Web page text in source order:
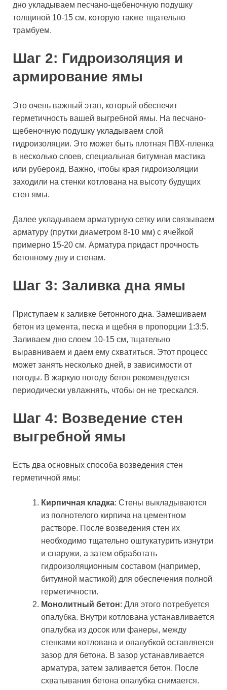
дно укладываем песчано-щебеночную подушку
толщиной 10-15 см, которую также тщательно
трамбуем.
Шаг 2: Гидроизоляция и
армирование ямы
Это очень важный этап, который обеспечит
герметичность вашей выгребной ямы. На песчано-
щебеночную подушку укладываем слой
гидроизоляции. Это может быть плотная ПВХ-пленка
в несколько слоев, специальная битумная мастика
или рубероид. Важно, чтобы края гидроизоляции
заходили на стенки котлована на высоту будущих
стен ямы.
Далее укладываем арматурную сетку или связываем
арматуру (прутки диаметром 8-10 мм) с ячейкой
примерно 15-20 см. Арматура придаст прочность
бетонному дну и стенам.
Шаг 3: Заливка дна ямы
Приступаем к заливке бетонного дна. Замешиваем
бетон из цемента, песка и щебня в пропорции 1:3:5.
Заливаем дно слоем 10-15 см, тщательно
выравниваем и даем ему схватиться. Этот процесс
может занять несколько дней, в зависимости от
погоды. В жаркую погоду бетон рекомендуется
периодически увлажнять, чтобы он не трескался.
Шаг 4: Возведение стен
выгребной ямы
Есть два основных способа возведения стен
герметичной ямы:
Кирпичная кладка: Стены выкладываются
из полнотелого кирпича на цементном
растворе. После возведения стен их
необходимо тщательно оштукатурить изнутри
и снаружи, а затем обработать
гидроизоляционным составом (например,
битумной мастикой) для обеспечения полной
герметичности.
Монолитный бетон: Для этого потребуется
опалубка. Внутри котлована устанавливается
опалубка из досок или фанеры, между
стенками котлована и опалубкой оставляется
зазор для бетона. В зазор устанавливается
арматура, затем заливается бетон. После
схватывания бетона опалубка снимается.